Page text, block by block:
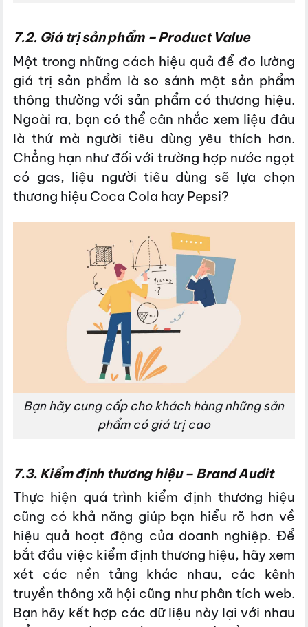
7.2. Giá trị sản phẩm – Product Value
Một trong những cách hiệu quả để đo lường
giá trị sản phẩm là so sánh một sản phẩm
thông thường với sản phẩm có thương hiệu.
Ngoài ra, bạn có thể cân nhắc xem liệu đâu
là thứ mà người tiêu dùng yêu thích hơn.
Chẳng hạn như đối với trường hợp nước ngọt
có gas, liệu người tiêu dùng sẽ lựa chọn
thương hiệu Coca Cola hay Pepsi?
Bạn hãy cung cấp cho khách hàng những sản
phẩm có giá trị cao
7.3. Kiểm định thương hiệu – Brand Audit
Thực hiện quá trình kiểm định thương hiệu
cũng có khả năng giúp bạn hiểu rõ hơn về
hiệu quả hoạt động của doanh nghiệp. Để
bắt đầu việc kiểm định thương hiệu, hãy xem
xét các nền tảng khác nhau, các kênh
truyền thông xã hội cũng như phân tích web.
Bạn hãy kết hợp các dữ liệu này lại với nhau